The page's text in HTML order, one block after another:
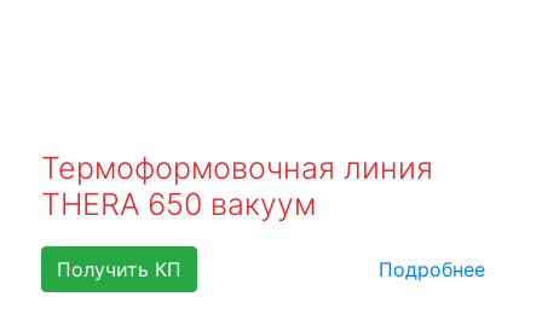
Термоформовочная линия
THERA 650 вакуум
Получить КП Подробнее